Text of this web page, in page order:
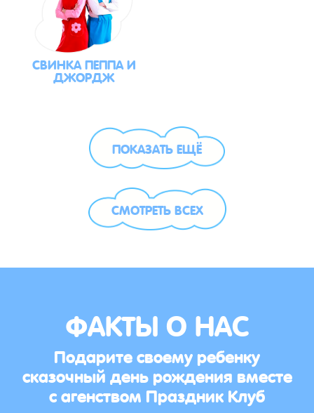
СВИНКА ПЕППА И
ДЖОРДЖ
ПОКАЗАТЬ ЕЩЁ
СМОТРЕТЬ ВСЕХ
ФАКТЫ О НАС
Подарите своему ребенку
сказочный день рождения вместе
с агенством Праздник Клуб